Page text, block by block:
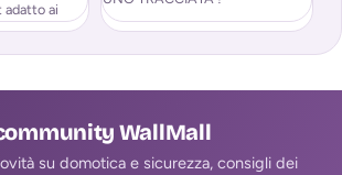
ai
WallMall
su domotica e sicurezza, consigli dei